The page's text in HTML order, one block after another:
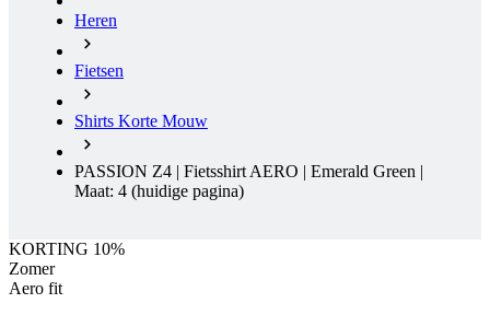
Shirts Korte Mouw
PASSION Z4 | Fietsshirt AERO | Emerald Green |
Maat: 4
KORTING 10%
Opruiming
Zomer
Aero fit